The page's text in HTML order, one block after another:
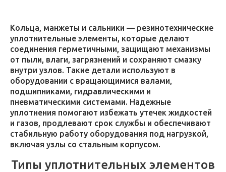
Кольца, манжеты и сальники — резинотехнические
уплотнительные элементы, которые делают
соединения герметичными, защищают механизмы
от пыли, влаги, загрязнений и сохраняют смазку
внутри узлов. Такие детали используют в
оборудовании с вращающимися валами,
подшипниками, гидравлическими и
пневматическими системами. Надежные
уплотнения помогают избежать утечек жидкостей
и газов, продлевают срок службы и обеспечивают
стабильную работу оборудования под нагрузкой,
включая узлы со стальным корпусом.
Типы уплотнительных элементов